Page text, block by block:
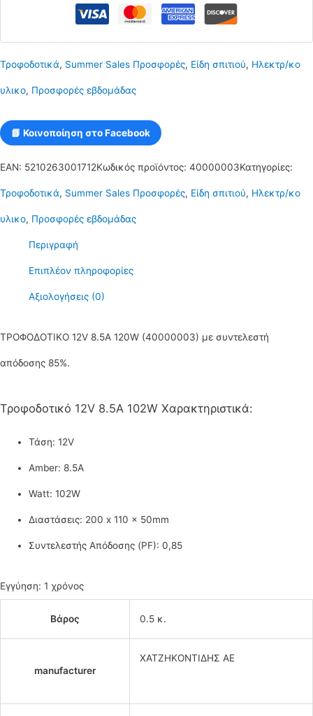
Τροφοδοτικά, Summer Sales Προσφορές, Είδη σπιτιού, Ηλεκτρ/κο
υλικο, Προσφορές εβδομάδας
📘 Κοινοποίηση στο Facebook
EAN: 5210263001712Κωδικός προϊόντος: 40000003Κατηγορίες:
Τροφοδοτικά, Summer Sales Προσφορές, Είδη σπιτιού, Ηλεκτρ/κο
υλικο, Προσφορές εβδομάδας
Περιγραφή
Επιπλέον πληροφορίες
Αξιολογήσεις (0)
ΤΡΟΦΟΔΟΤΙΚΟ 12V 8.5A 120W (40000003) με συντελεστή
απόδοσης 85%.
Τροφοδοτικό 12V 8.5A 102W Χαρακτηριστικά:
Τάση: 12V
Amber: 8.5A
Watt: 102W
Διαστάσεις: 200 x 110 x 50mm
Συντελεστής Απόδοσης (PF): 0,85
Εγγύηση: 1 χρόνος
Βάρος 0.5 κ.
manufacturer
ΧΑΤΖΗΚΟΝΤΙΔΗΣ ΑΕ